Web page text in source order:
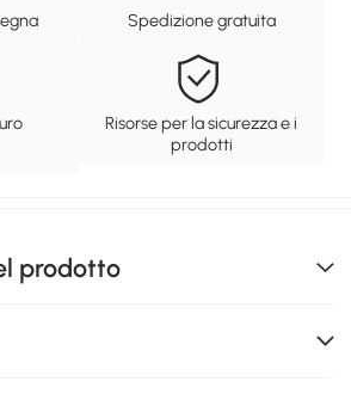
Spedizione gratuita
Risorse per la sicurezza e i
prodotti
prodotto